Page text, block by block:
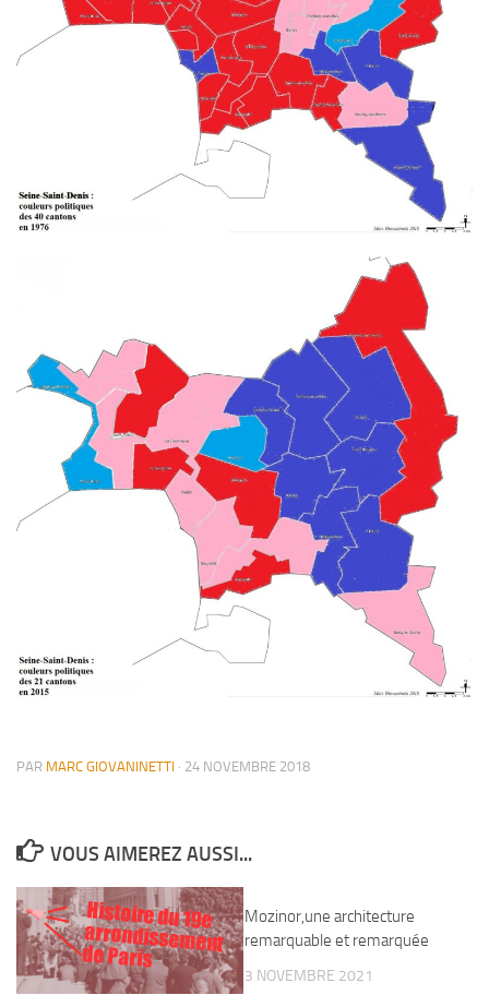
PAR MARC GIOVANINETTI · 24 NOVEMBRE 2018
VOUS AIMEREZ AUSSI...
Histoire du 19e
arrondissement
de Paris
Mozinor,une architecture
remarquable et remarquée
3 NOVEMBRE 2021